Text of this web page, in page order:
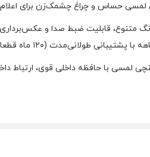
حساس و چراغ چشمک‌زن برای اعلام